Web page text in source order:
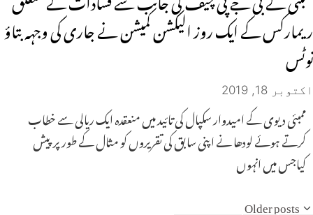
ریمارکس کے ایک روز الیکشن کمیشن نے جاری کی وجہہ بتاؤ
نوٹس
اکتوبر 18, 2019
ممبئی دیوی کے امیدوار سکپال کی تائید میں منعقدہ ایک ریالی سے خطاب
کرتے ہوئے لودھا نے اپنی سابق کی تقریروں کو مثال کے طور پر پیش
کیاجس میں انہوں
Older posts